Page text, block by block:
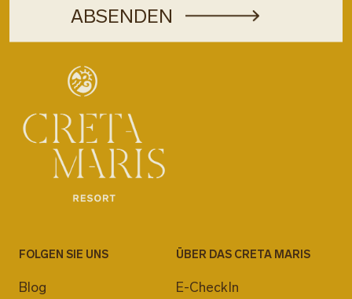
FOLGEN SIE UNS
Blog
ÜBER DAS CRETA MARIS
E-CheckIn